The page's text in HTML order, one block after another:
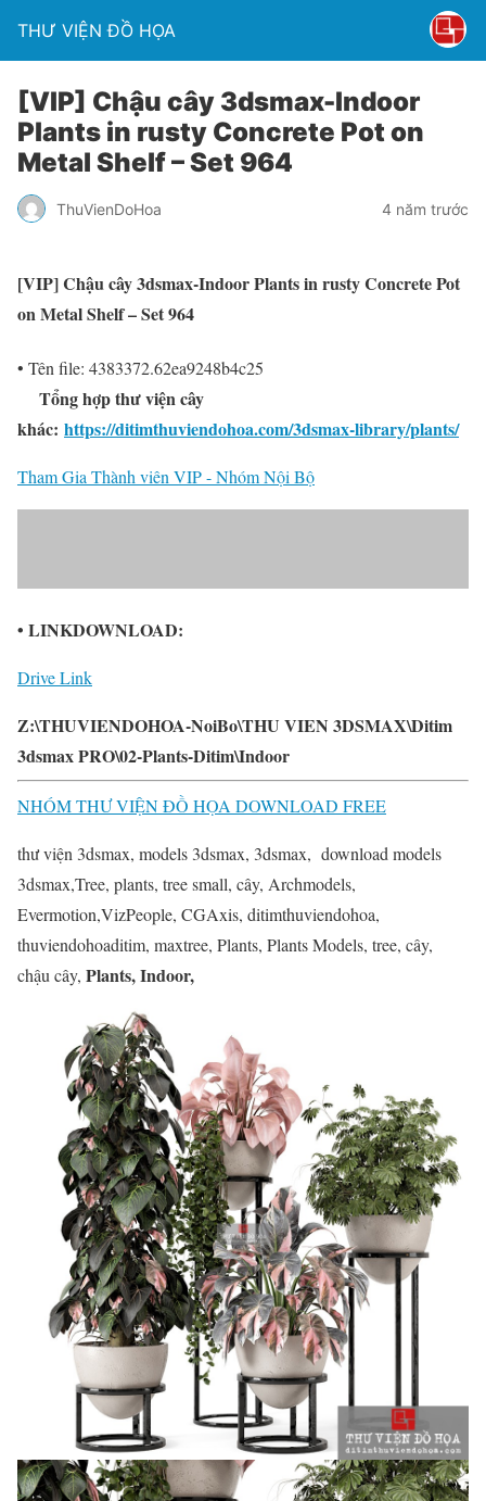
THƯ VIỆN ĐỒ HỌA
[VIP] Chậu cây 3dsmax-Indoor
Plants in rusty Concrete Pot on
Metal Shelf – Set 964
ThuVienDoHoa 4 năm trước
[VIP] Chậu cây 3dsmax-Indoor Plants in rusty Concrete Pot
on Metal Shelf – Set 964
• Tên file: 4383372.62ea9248b4c25
Tổng hợp thư viện cây
khác: https://ditimthuviendohoa.com/3dsmax-library/plants/
Tham Gia Thành viên VIP - Nhóm Nội Bộ
• LINKDOWNLOAD:
Drive Link
Z:\THUVIENDOHOA-NoiBo\THU VIEN 3DSMAX\Ditim
3dsmax PRO\02-Plants-Ditim\Indoor
NHÓM THƯ VIỆN ĐỒ HỌA DOWNLOAD FREE
thư viện 3dsmax, models 3dsmax, 3dsmax, download models
3dsmax,Tree, plants, tree small, cây, Archmodels,
Evermotion,VizPeople, CGAxis, ditimthuviendohoa,
thuviendohoaditim, maxtree, Plants, Plants Models, tree, cây,
chậu cây, Plants, Indoor,